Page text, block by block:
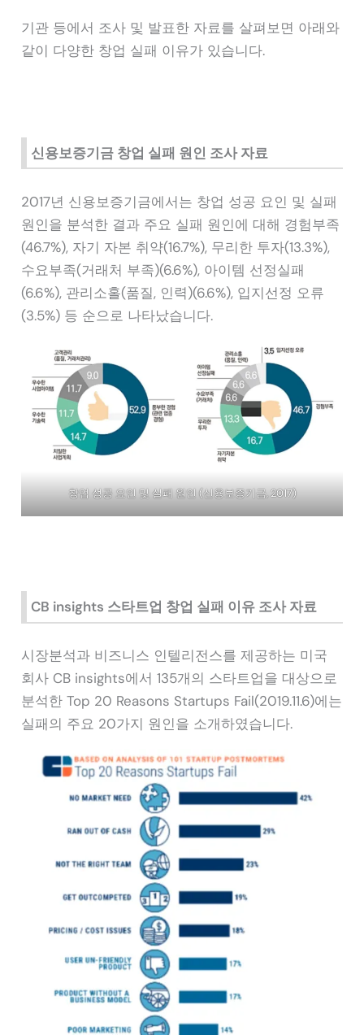
기관 등에서 조사 및 발표한 자료를 살펴보면 아래와
같이 다양한 창업 실패 이유가 있습니다.
신용보증기금 창업 실패 원인 조사 자료
2017년 신용보증기금에서는 창업 성공 요인 및 실패
원인을 분석한 결과 주요 실패 원인에 대해 경험부족
(46.7%), 자기 자본 취약(16.7%), 무리한 투자(13.3%),
수요부족(거래처 부족)(6.6%), 아이템 선정실패
(6.6%), 관리소홀(품질, 인력)(6.6%), 입지선정 오류
(3.5%) 등 순으로 나타났습니다.
창업 성공 요인 및 실패 원인 (신용보증기금, 2017)
CB insights 스타트업 창업 실패 이유 조사 자료
시장분석과 비즈니스 인텔리전스를 제공하는 미국
회사 CB insights에서 135개의 스타트업을 대상으로
분석한 Top 20 Reasons Startups Fail(2019.11.6)에는
실패의 주요 20가지 원인을 소개하였습니다.